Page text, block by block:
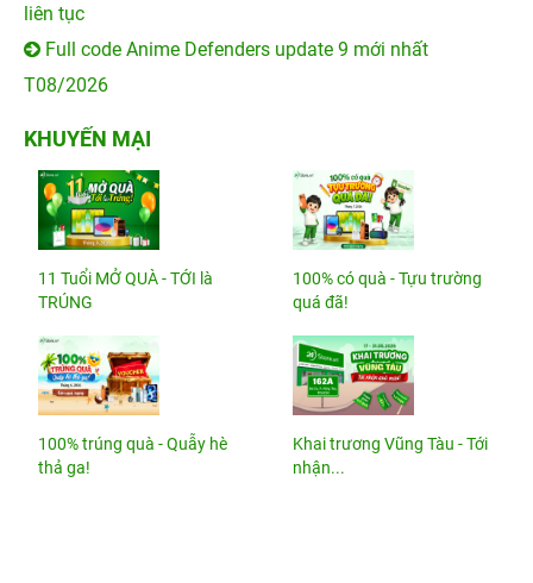
liên tục
Full code Anime Defenders update 9 mới nhất
T08/2026
KHUYẾN MẠI
11 Tuổi MỞ QUÀ - TỚI là
TRÚNG
100% có quà - Tựu trường
quá đã!
100% trúng quà - Quẫy hè
thả ga!
Khai trương Vũng Tàu - Tới
nhận...